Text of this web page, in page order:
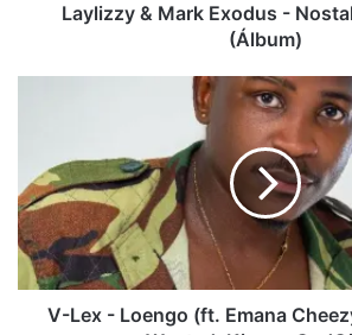
Laylizzy & Mark Exodus -
(Álbum)
Loengo
(ft.
Emana
Cheezy,
Kelson
Most
Wanted,
V-Lex - Loengo (ft. Emana